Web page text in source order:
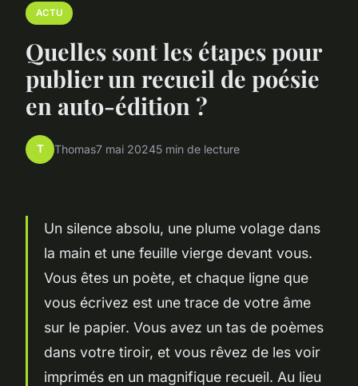
ACTU
Quelles sont les étapes pour
publier un recueil de poésie
en auto-édition ?
T Thomas7 mai 20245 min de lecture
Un silence absolu, une plume volage dans
la main et une feuille vierge devant vous.
Vous êtes un poète, et chaque ligne que
vous écrivez est une trace de votre âme
sur le papier. Vous avez un tas de poèmes
dans votre tiroir, et vous rêvez de les voir
imprimés en un magnifique recueil. Au lieu